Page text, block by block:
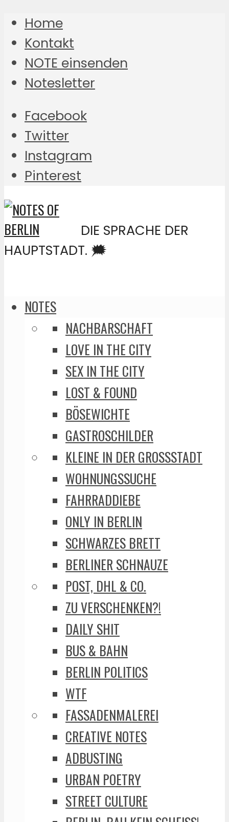
Home
Kontakt
NOTE einsenden
Notesletter
Facebook
Twitter
Instagram
Pinterest
DIE SPRACHE DER
HAUPTSTADT. 🗯️
NOTES
NACHBARSCHAFT
LOVE IN THE CITY
SEX IN THE CITY
LOST & FOUND
BÖSEWICHTE
GASTROSCHILDER
KLEINE IN DER GROSSSTADT
WOHNUNGSSUCHE
FAHRRADDIEBE
ONLY IN BERLIN
SCHWARZES BRETT
BERLINER SCHNAUZE
POST, DHL & CO.
ZU VERSCHENKEN?!
DAILY SHIT
BUS & BAHN
BERLIN POLITICS
WTF
FASSADENMALEREI
CREATIVE NOTES
ADBUSTING
URBAN POETRY
STREET CULTURE